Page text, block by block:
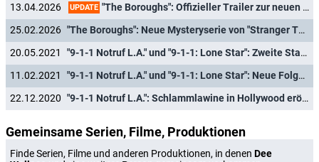
13.04.2026 UPDATE "The Boroughs": Offizieller Trailer zur neuen Mystery-Serie der "Stranger Things"-Macher veröffentlicht
25.02.2026
"The Boroughs": Neue Mysteryserie von "Stranger Things"-Macher findet Termin
20.05.2021
"9-1-1 Notruf L.A." und "9-1-1: Lone Star": Zweite Staffelhälften nach kurzer Pause bei Sky
11.02.2021
"9-1-1 Notruf L.A." und "9-1-1: Lone Star": Neue Folgen bei Sky One
22.12.2020
"9-1-1 Notruf L.A.": Schlammlawine in Hollywood eröffnet die vierte Staffel
Gemeinsame Serien, Filme, Produktionen
Finde Serien, Filme und anderen Produktionen, in denen Dee